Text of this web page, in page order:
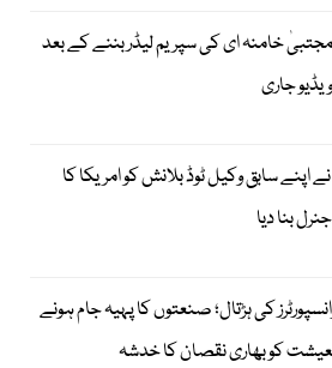
مجتبیٰ خامنہ ای کی سپریم لیڈر بننے کے بعد
جاری
اپنے سابق وکیل ٹوڈ بلانش کو امریکا کا
بنا دیا
کی ہڑتال؛ صنعتوں کا پہیہ جام ہونے
کو بھاری نقصان کا خدشہ